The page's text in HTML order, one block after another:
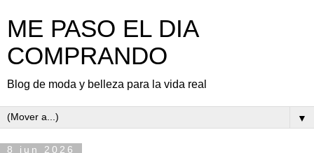
ME PASO EL DIA
COMPRANDO
Blog de moda y belleza para la vida real
▼
8 jun 2026